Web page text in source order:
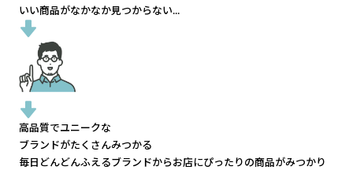
いい商品がなかなか見つからない...
高品質でユニークな
ブランドがたくさんみつかる
毎日どんどんふえるブランドからお店にぴったりの商品がみつかり